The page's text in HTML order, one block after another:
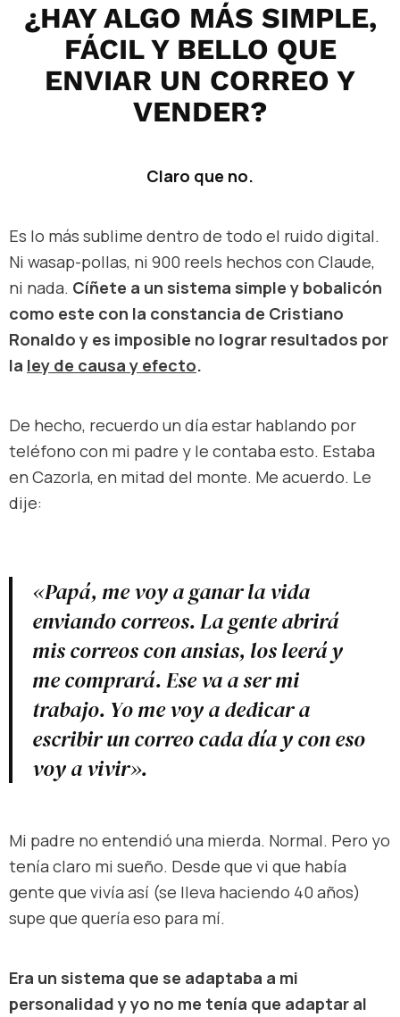
¿HAY ALGO MÁS SIMPLE,
FÁCIL Y BELLO QUE
ENVIAR UN CORREO Y
VENDER?
Claro que no.
Es lo más sublime dentro de todo el ruido digital.
Ni wasap-pollas, ni 900 reels hechos con Claude,
ni nada. Cíñete a un sistema simple y bobalicón
como este con la constancia de Cristiano
Ronaldo y es imposible no lograr resultados por
la ley de causa y efecto.
De hecho, recuerdo un día estar hablando por
teléfono con mi padre y le contaba esto. Estaba
en Cazorla, en mitad del monte. Me acuerdo. Le
dije:
«Papá, me voy a ganar la vida
enviando correos. La gente abrirá
mis correos con ansias, los leerá y
me comprará. Ese va a ser mi
trabajo. Yo me voy a dedicar a
escribir un correo cada día y con eso
voy a vivir».
Mi padre no entendió una mierda. Normal. Pero yo
tenía claro mi sueño. Desde que vi que había
gente que vivía así (se lleva haciendo 40 años)
supe que quería eso para mí.
Era un sistema que se adaptaba a mi
personalidad y yo no me tenía que adaptar al